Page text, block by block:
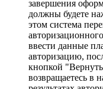
завершения
должны будете
этом система
ввести данные
авторизацию,
кнопкой
возвращаетесь в